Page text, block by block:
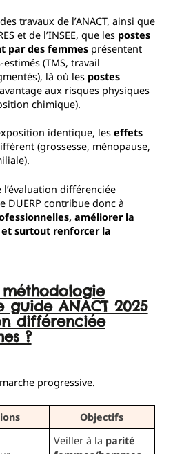
travaux de l’ANACT, ainsi que
et de l’INSEE, que les postes
par des femmesprésentent
(TMS, travail
là où les postes
aux risques physiques
chimique).
identique, les effets
(grossesse, ménopause,
différenciée
DUERP contribue donc à
améliorer la
surtout renforcer la
ANACT 2025
différenciée
?
progressive.
Objectifs
Veiller à la parité